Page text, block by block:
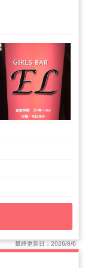
最終更新日：2026/8/6